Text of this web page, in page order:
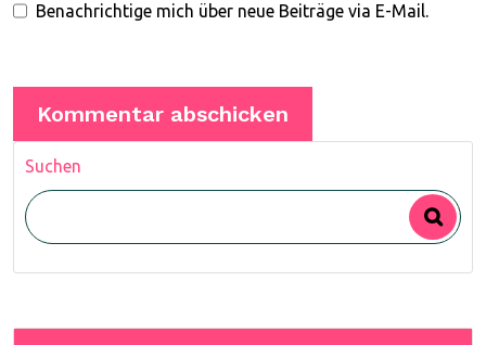
Benachrichtige mich über neue Beiträge via E-Mail.
Suchen